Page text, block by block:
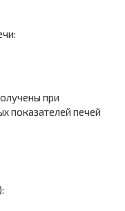
при
показателей печей